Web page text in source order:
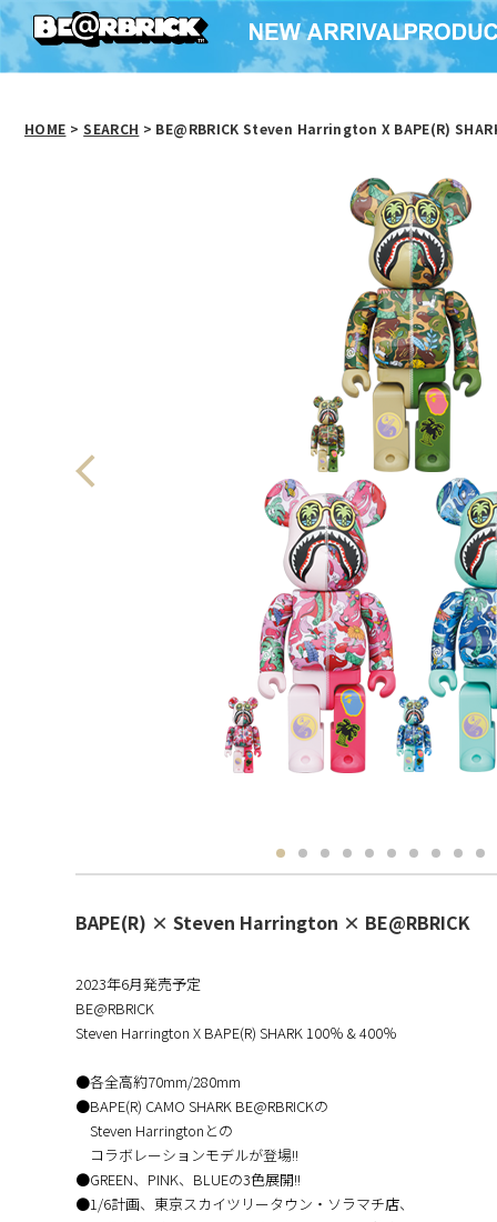
HOME > SEARCH > BE@RBRICK Steven Harrington X BAPE(R)
BAPE(R) × Steven Harrington × BE@RBRICK
2023年6月発売予定
BE@RBRICK
Steven Harrington X BAPE(R) SHARK 100％ & 400％
●各全高約70mm/280mm
●BAPE(R) CAMO SHARK BE@RBRICKの
Steven Harringtonとの
コラボレーションモデルが登場!!
●GREEN、PINK、BLUEの3色展開!!
●1/6計画、東京スカイツリータウン・ソラマチ店、